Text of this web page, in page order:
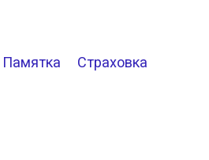
Памятка Страховка